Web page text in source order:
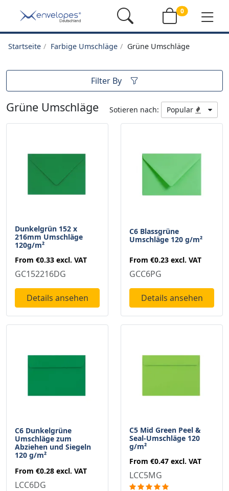
0
Startseite Farbige Umschläge Grüne Umschläge
Filter By
Grüne Umschläge Sotieren nach: Popular
Dunkelgrün 152 x
216mm Umschläge
120g/m²
From €0.33 excl. VAT
GC152216DG
Details ansehen
C6 Blassgrüne
Umschläge 120 g/m²
From €0.23 excl. VAT
GCC6PG
Details ansehen
C6 Dunkelgrüne
Umschläge zum
Abziehen und Siegeln
120 g/m²
From €0.28 excl. VAT
LCC6DG
C5 Mid Green Peel &
Seal-Umschläge 120
g/m²
From €0.47 excl. VAT
LCC5MG